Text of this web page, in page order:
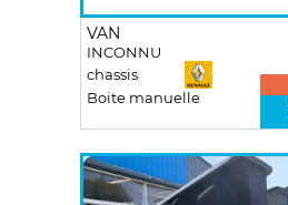
VAN
INCONNU
chassis
Boite manuelle